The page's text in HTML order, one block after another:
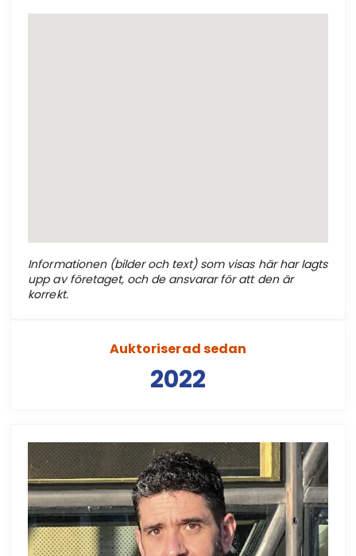
Informationen (bilder och text) som visas här har lagts
upp av företaget, och de ansvarar för att den är
korrekt.
Auktoriserad sedan
2022